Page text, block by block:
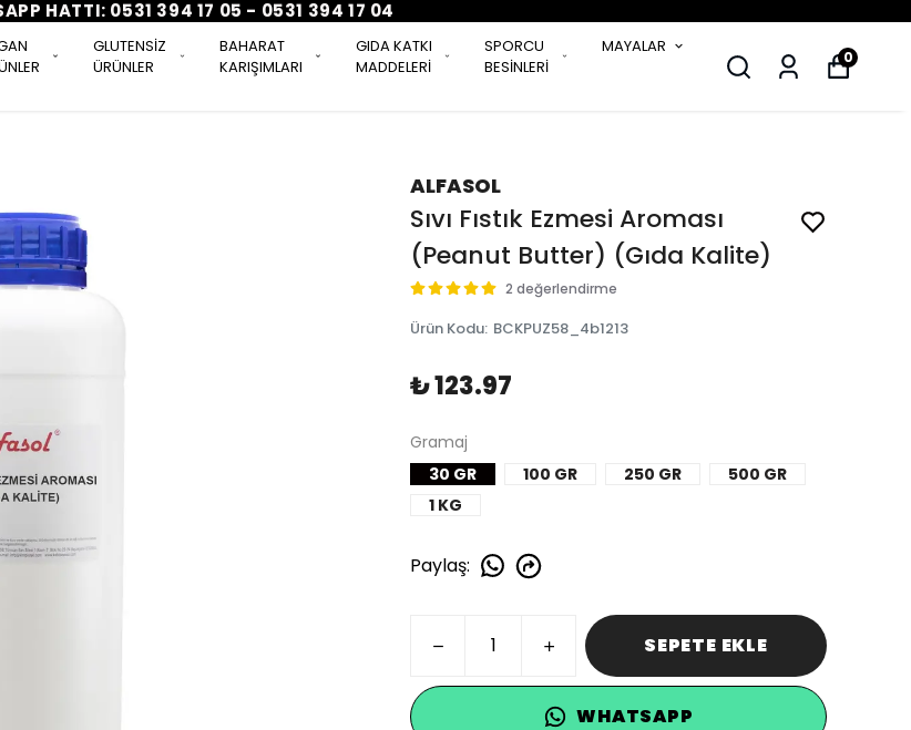
HATTI: 0531 394 17 05 - 0531 394 17 04
GLUTENSİZ
ÜRÜNLER
BAHARAT
KARIŞIMLARI
GIDA KATKI
MADDELERİ
SPORCU
BESİNLERİ
MAYALAR
0
ALFASOL
Sıvı Fıstık Ezmesi Aroması
(Peanut Butter) (Gıda Kalite)
2 değerlendirme
Ürün Kodu: BCKPUZ58_4b1213
₺ 123.97
Gramaj
30 GR
100 GR 250 GR
500 GR
1 KG
Paylaş:
SEPETE EKLE
WHATSAPP